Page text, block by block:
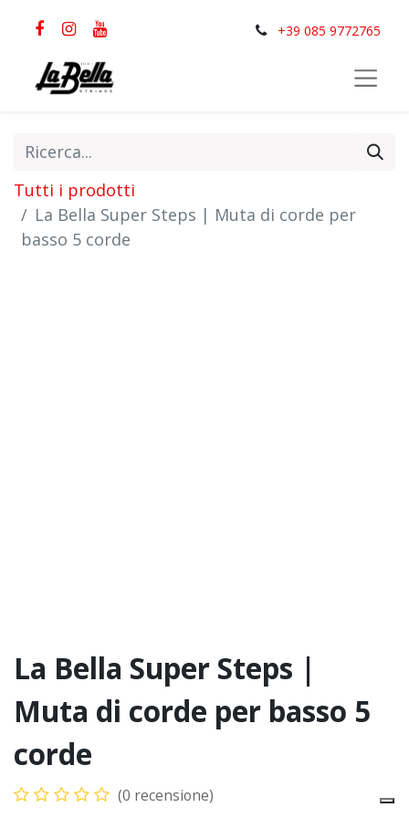
+39 085 9772765
Tutti i prodotti
La Bella Super Steps | Muta di corde per
basso 5 corde
La Bella Super Steps |
Muta di corde per basso 5
corde
(0 recensione)